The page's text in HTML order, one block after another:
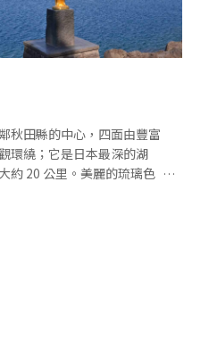
秋田縣的中心，四面由豐富
環繞；它是日本最深的湖
約 20 公里。美麗的琉璃色